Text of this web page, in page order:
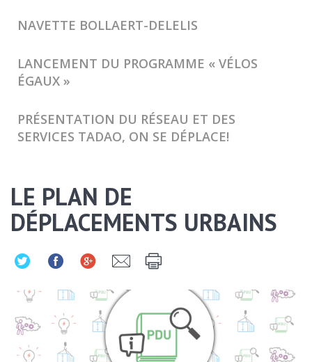
NAVETTE BOLLAERT-DELELIS
LANCEMENT DU PROGRAMME « VÉLOS
ÉGAUX »
PRÉSENTATION DU RÉSEAU ET DES
SERVICES TADAO, ON SE DÉPLACE!
LE PLAN DE
DÉPLACEMENTS URBAINS